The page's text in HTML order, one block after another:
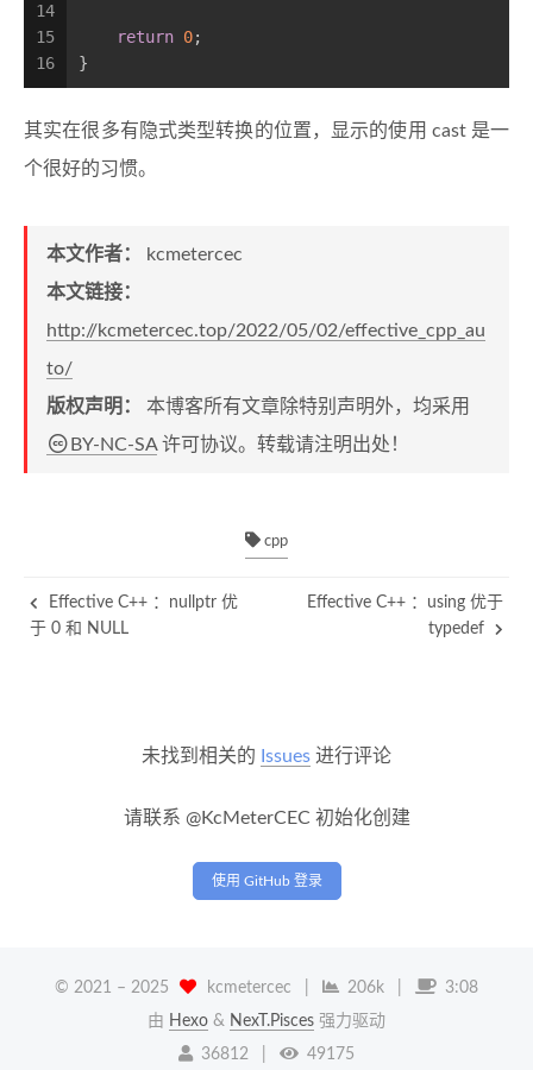
14
15
16
return 0;
}
其实在很多有隐式类型转换的位置，显示的使用 cast 是一
个很好的习惯。
本文作者：
kcmetercec
本文链接：
http://kcmetercec.top/2022/05/02/effective_cpp_au
to/
版权声明： 本博客所有文章除特别声明外，均采用
BY-NC-SA许可协议。转载请注明出处！
cpp
Effective C++ ：nullptr 优
于 0 和 NULL
Effective C++ ：using 优于
typedef
未找到相关的 Issues 进行评论
请联系 @KcMeterCEC 初始化创建
使用 GitHub 登录
© 2021 – 2025 kcmetercec 206k
3:08
由 Hexo & NexT.Pisces 强力驱动
36812
49175